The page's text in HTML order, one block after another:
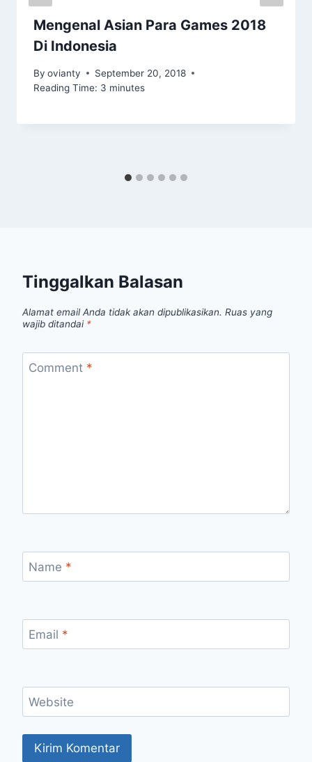
Mengenal Asian Para Games 2018
Di Indonesia
By ovianty
September 20, 2018
Reading Time: 3 minutes
Tinggalkan Balasan
Alamat email Anda tidak akan dipublikasikan. Ruas yang
wajib ditandai *
Comment *
Name *
Email *
Website